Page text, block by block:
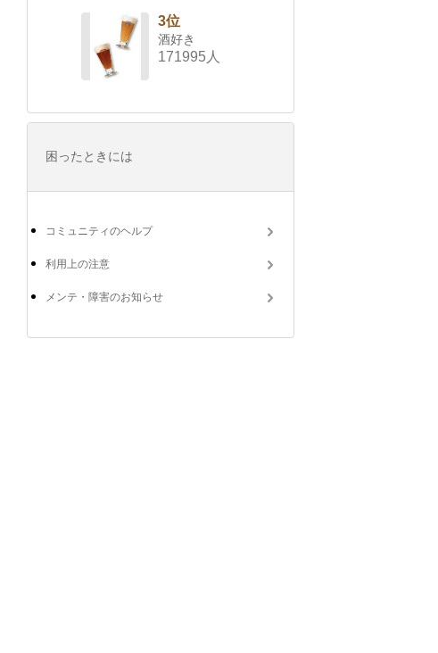
3位
酒好き
171995人
困ったときには
コミュニティのヘルプ
利用上の注意
メンテ・障害のお知らせ